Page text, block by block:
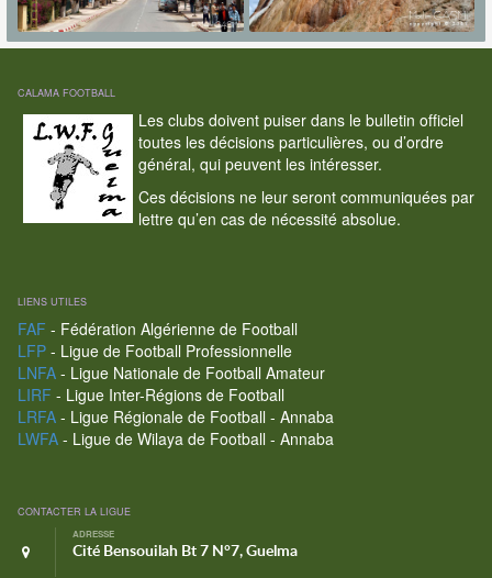
CALAMA FOOTBALL
Les clubs doivent puiser dans le bulletin officiel
toutes les décisions particulières, ou d’ordre
général, qui peuvent les intéresser.
Ces décisions ne leur seront communiquées par
lettre qu’en cas de nécessité absolue.
LIENS UTILES
FAF - Fédération Algérienne de Football
LFP- Ligue de Football Professionnelle
LNFA- Ligue Nationale de Football Amateur
LIRF - Ligue Inter-Régions de Football
LRFA- Ligue Régionale de Football - Annaba
LWFA- Ligue de Wilaya de Football - Annaba
CONTACTER LA LIGUE
ADRESSE
Cité Bensouilah Bt 7 N°7, Guelma